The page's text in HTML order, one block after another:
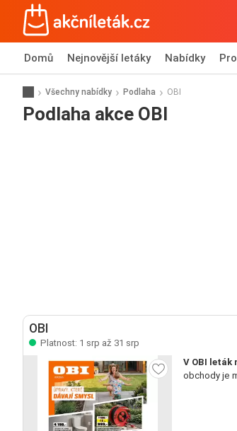
Domů Nejnovější letáky Nabídky
Všechny nabídky Podlaha OBI
Podlaha akce OBI
OBI
Platnost: 1 srp až 31 srp
V OBI leták
obchody je